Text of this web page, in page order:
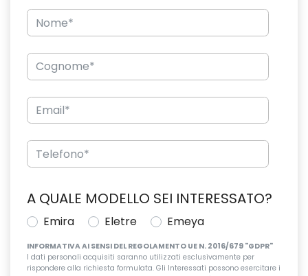
A QUALE MODELLO SEI INTERESSATO?
Emira Eletre Emeya
INFORMATIVA AI SENSI DEL REGOLAMENTO UE N. 2016/679 "GDPR"
I dati personali acquisiti saranno utilizzati esclusivamente per
rispondere alla richiesta formulata. Gli Interessati possono esercitare i